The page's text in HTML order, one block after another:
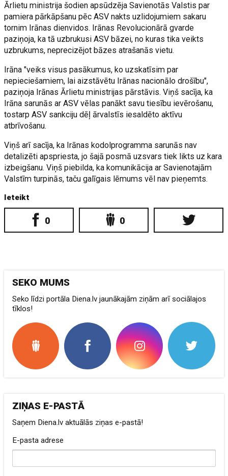
Ārlietu ministrija šodien apsūdzēja Savienotās Valstis par
pamiera pārkāpšanu pēc ASV nakts uzlidojumiem sakaru
tornim Irānas dienvidos. Irānas Revolucionārā gvarde
paziņoja, ka tā uzbrukusi ASV bāzei, no kuras tika veikts
uzbrukums, neprecizējot bāzes atrašanās vietu.
Irāna "veiks visus pasākumus, ko uzskatīsim par
nepieciešamiem, lai aizstāvētu Irānas nacionālo drošību",
paziņoja Irānas Ārlietu ministrijas pārstāvis. Viņš sacīja, ka
Irāna sarunās ar ASV vēlas panākt savu tiesību ievērošanu,
tostarp ASV sankciju dēļ ārvalstīs iesaldēto aktīvu
atbrīvošanu.
Viņš arī sacīja, ka Irānas kodolprogramma sarunās nav
detalizēti apspriesta, jo šajā posmā uzsvars tiek likts uz kara
izbeigšanu. Viņš piebilda, ka komunikācija ar Savienotajām
Valstīm turpinās, taču galīgais lēmums vēl nav pieņemts.
Ieteikt
0 0
SEKO MUMS
Seko līdzi portāla Diena.lv jaunākajām ziņām arī sociālajos
tīklos!
ZIŅAS E-PASTĀ
Saņem Diena.lv aktuālās ziņas e-pastā!
E-pasta adrese